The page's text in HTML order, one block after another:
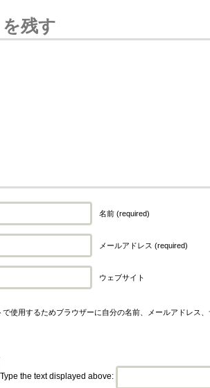
残す
名前 (required)
メールアドレス (required)
ウェブサイト
で使用するためブラウザーに自分の名前、メールアドレス
Type the text displayed above: